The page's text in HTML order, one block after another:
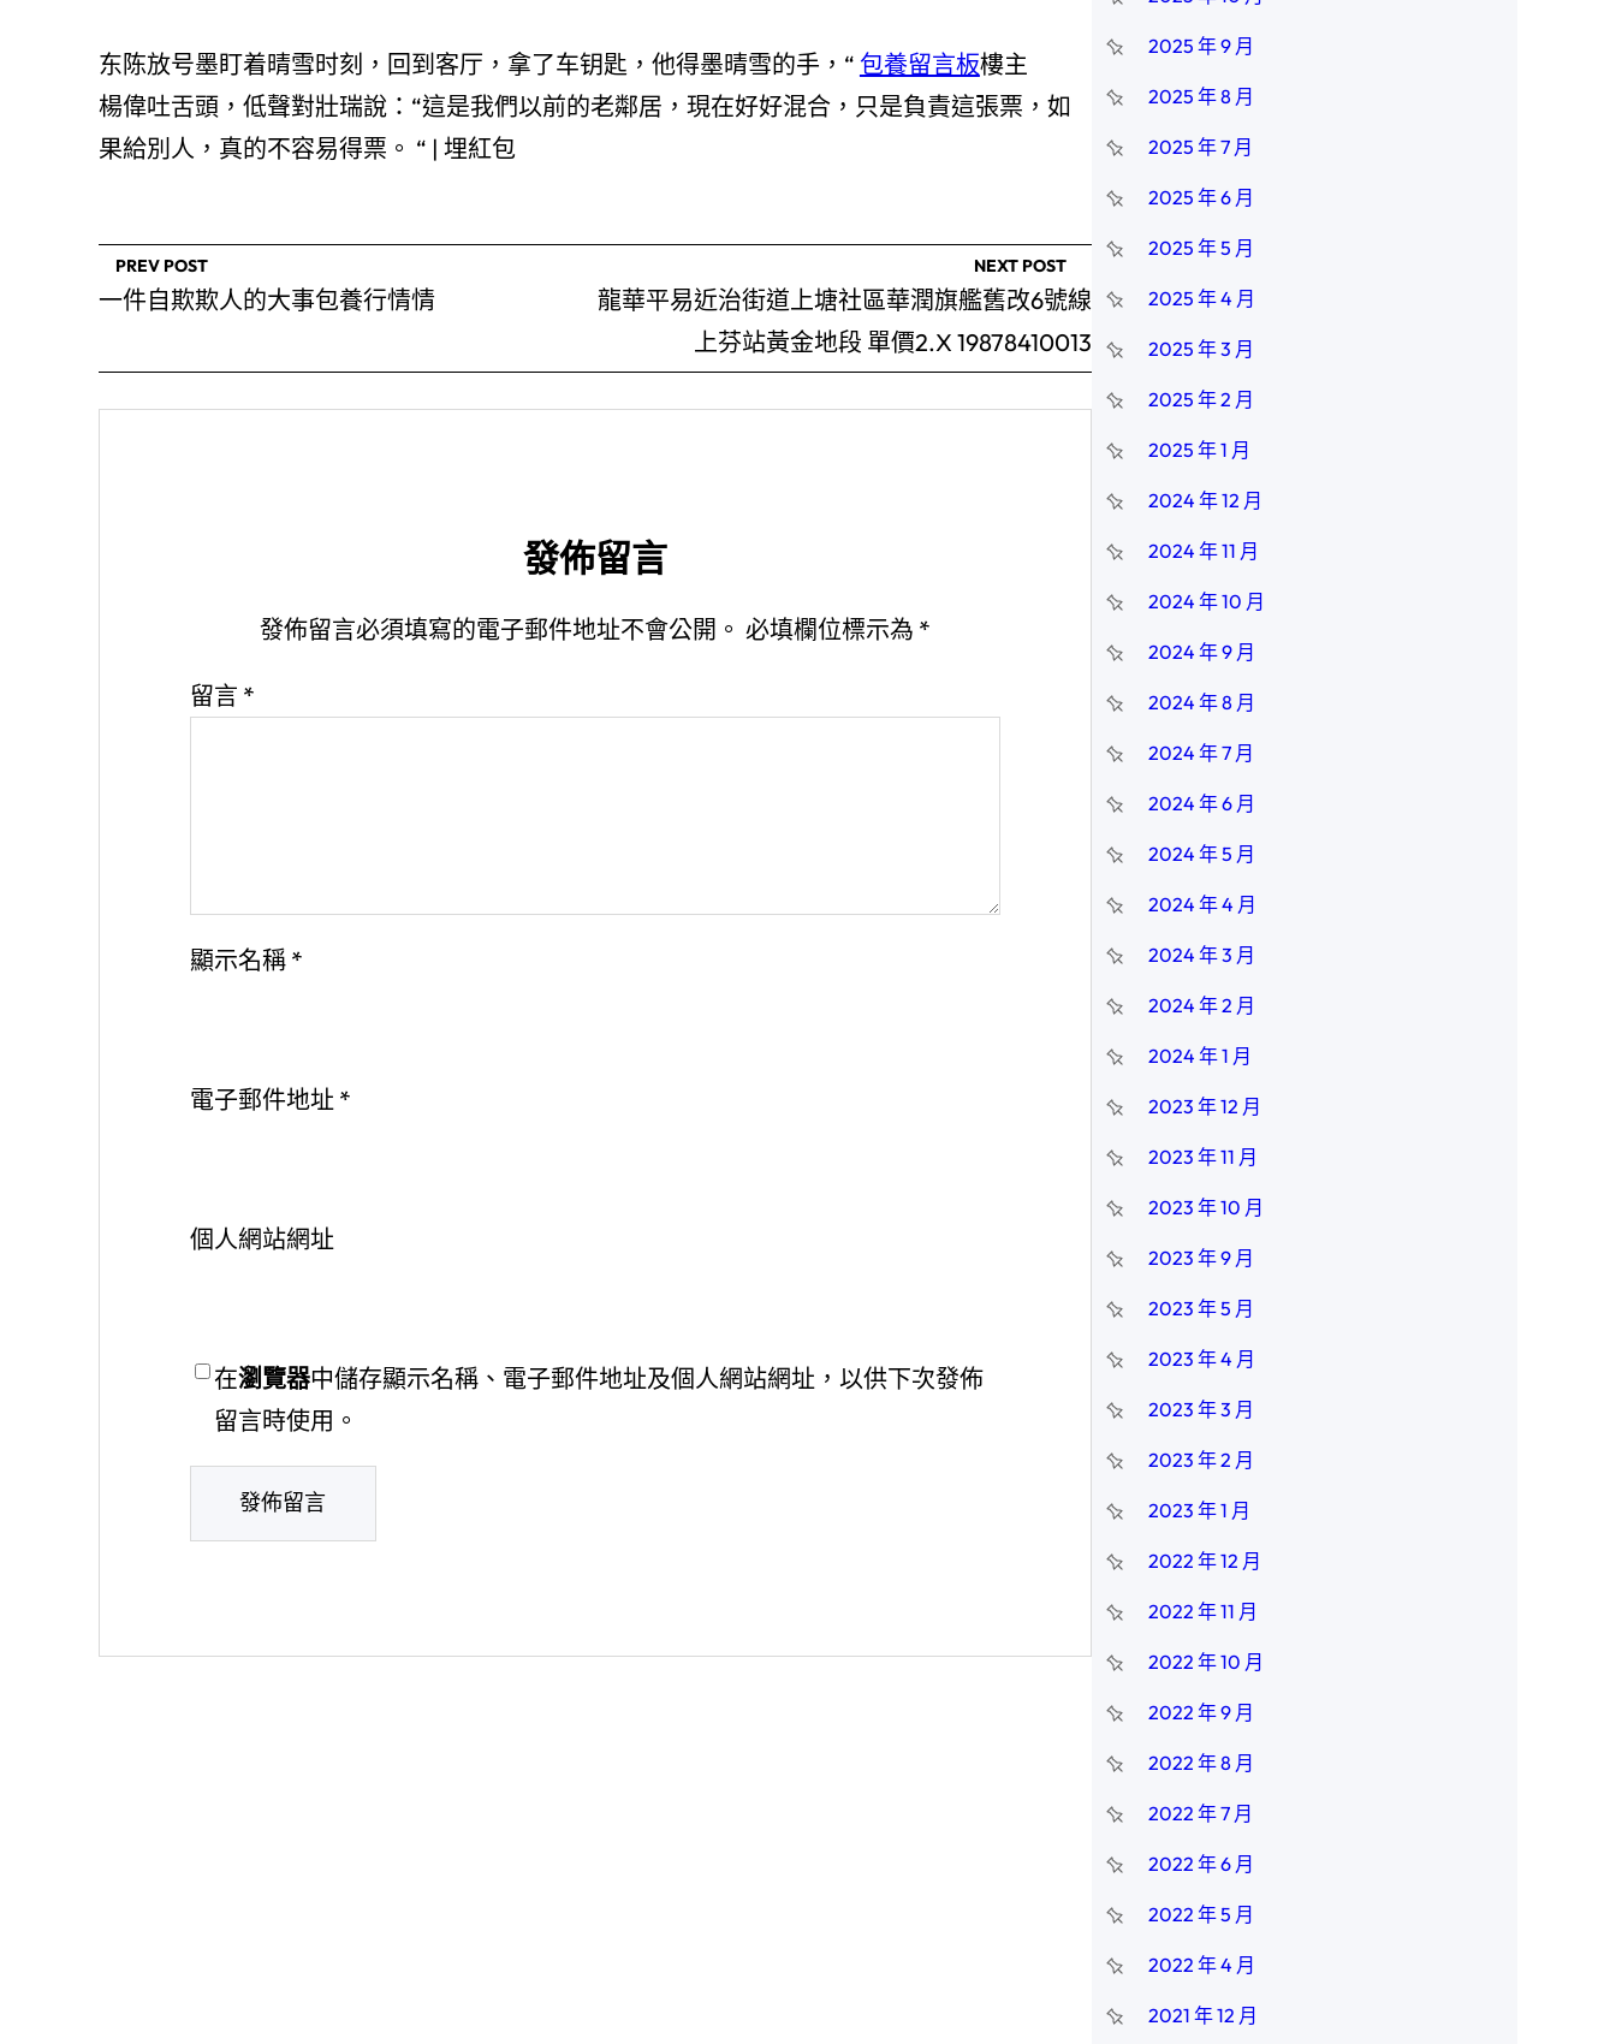
东陈放号墨盯着晴雪时刻，回到客厅，拿了车钥匙，他得墨晴雪的手，“ 包養留言板樓主
楊偉吐舌頭，低聲對壯瑞說：“這是我們以前的老鄰居，現在好好混合，只是負責這張票，如
果給別人，真的不容易得票。 “ | 埋紅包
PREV POST
一件自欺欺人的大事包養行情情
NEXT POST
龍華平易近治街道上塘社區華潤旗艦舊改6號線
上芬站黃金地段 單價2.X 19878410013
發佈留言
發佈留言必須填寫的電子郵件地址不會公開。 必填欄位標示為 *
留言 *
顯示名稱 *
電子郵件地址 *
個人網站網址
在瀏覽器中儲存顯示名稱、電子郵件地址及個人網站網址，以供下次發佈
留言時使用。
2025 年 9 月
2025 年 8 月
2025 年 7 月
2025 年 6 月
2025 年 5 月
2025 年 4 月
2025 年 3 月
2025 年 2 月
2025 年 1 月
2024 年 12 月
2024 年 11 月
2024 年 10 月
2024 年 9 月
2024 年 8 月
2024 年 7 月
2024 年 6 月
2024 年 5 月
2024 年 4 月
2024 年 3 月
2024 年 2 月
2024 年 1 月
2023 年 12 月
2023 年 11 月
2023 年 10 月
2023 年 9 月
2023 年 5 月
2023 年 4 月
2023 年 3 月
2023 年 2 月
2023 年 1 月
2022 年 12 月
2022 年 11 月
2022 年 10 月
2022 年 9 月
2022 年 8 月
2022 年 7 月
2022 年 6 月
2022 年 5 月
2022 年 4 月
2021 年 12 月